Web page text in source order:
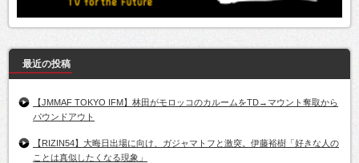
最近の投稿
【JMMAF TOKYO IFM】林田がモロッコのカルームをTD→マウント奪取から
パウンドアウト
【RIZIN54】大晦日出場に向け、ガジャマトフと激突。伊藤裕樹「好きな人の
ことは真似したくなる現象」